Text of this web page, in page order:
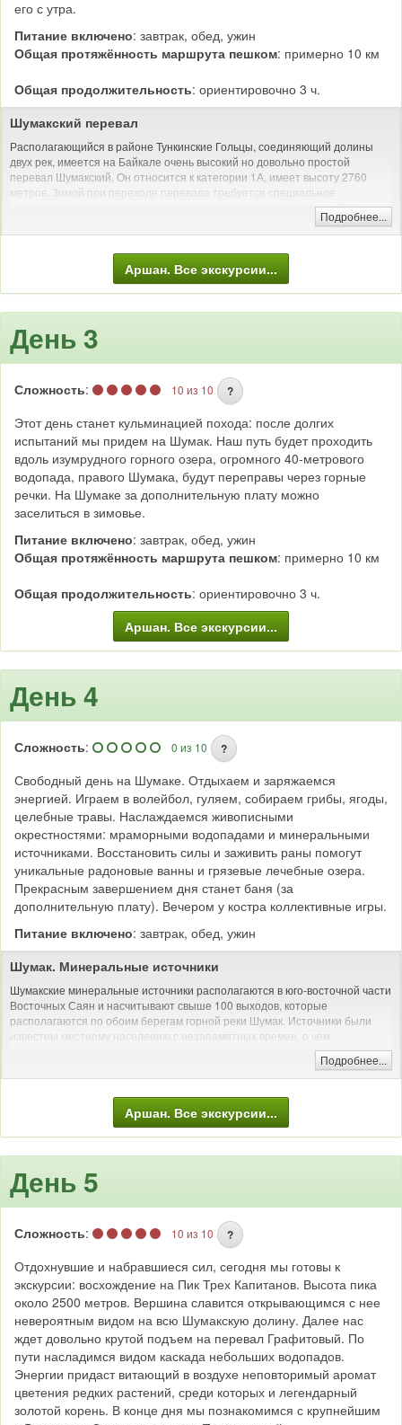
его с утра.
Питание включено: завтрак, обед, ужин
Общая протяжённость маршрута пешком: примерно 10 км
Общая продолжительность: ориентировочно 3 ч.
Шумакский перевал
Располагающийся в районе Тункинские Гольцы, соединяющий долины
двух рек, имеется на Байкале очень высокий но довольно простой
перевал Шумакский. Он относится к категории 1А, имеет высоту 2760
метров. Зимой при переходе перевала требуется специальное
снаряжение, однако летом путь не доставит столько трудностей. Через
перевал идет простой конно-пеший маршрут к Шумакским источникам из
Тункинской Долины. По началу, дорога под перевал идет правым берегом,
менее чем через полтора часа — переходит на левый. Дальнейшие
движение будет идти по травянистому плато и склоном выходит,
собственно, на перевал. Продолжительность подъема на приток
приближается к двум часам.
Подробнее...
Аршан. Все экскурсии...
День 3
Сложность: 10 из 10 ?
Этот день станет кульминацией похода: после долгих
испытаний мы придем на Шумак. Наш путь будет проходить
вдоль изумрудного горного озера, огромного 40-метрового
водопада, правого Шумака, будут переправы через горные
речки. На Шумаке за дополнительную плату можно
заселиться в зимовье.
Питание включено: завтрак, обед, ужин
Общая протяжённость маршрута пешком: примерно 10 км
Общая продолжительность: ориентировочно 3 ч.
Аршан. Все экскурсии...
День 4
Сложность: 0 из 10 ?
Свободный день на Шумаке. Отдыхаем и заряжаемся
энергией. Играем в волейбол, гуляем, собираем грибы, ягоды,
целебные травы. Наслаждаемся живописными
окрестностями: мраморными водопадами и минеральными
источниками. Восстановить силы и заживить раны помогут
уникальные радоновые ванны и грязевые лечебные озера.
Прекрасным завершением дня станет баня (за
дополнительную плату). Вечером у костра коллективные игры.
Питание включено: завтрак, обед, ужин
Шумак. Минеральные источники
Шумакские минеральные источники располагаются в юго-восточной части
Восточных Саян и насчитывают свыше 100 выходов, которые
располагаются по обоим берегам горной реки Шумак. Источники были
известны местному населению с незапамятных времен, о чем
свидетельствуют многочисленные надписи сделанные когда-то на камнях
на тибетском и древнемонгольских языках, дающие информацию о
целебных свойствах родника и о правилах приема воды с точки зрения
тибетской и монгольской медицины.О чудодейственной силе Шумака
свидетельствуют не только легенды, но и многочисленные дары духам
Шумака в даровницах — монеты, ножи, зажигалки и т.д., которые есть
почти у каждого источника.
Подробнее...
Аршан. Все экскурсии...
День 5
Сложность: 10 из 10 ?
Отдохнувшие и набравшиеся сил, сегодня мы готовы к
экскурсии: восхождение на Пик Трех Капитанов. Высота пика
около 2500 метров. Вершина славится открывающимся с нее
невероятным видом на всю Шумакскую долину. Далее нас
ждет довольно крутой подъем на перевал Графитовый. По
пути насладимся видом каскада небольших водопадов.
Энергии придаст витающий в воздухе неповторимый аромат
цветения редких растений, среди которых и легендарный
золотой корень. В конце дня мы познакомимся с крупнейшим